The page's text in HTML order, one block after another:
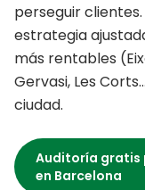
perseguir clientes.
estrategia
más rentables (
Gervasi, Les Corts
ciudad.
Auditoría gratis
en Barcelona